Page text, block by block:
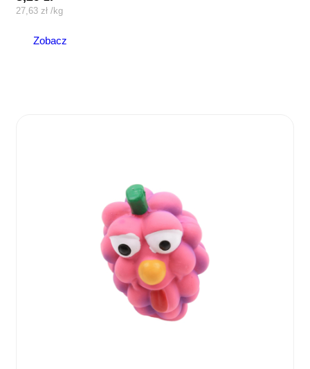
27,63 zł /kg
Zobacz